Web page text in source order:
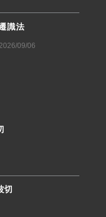
識法
09/06
切